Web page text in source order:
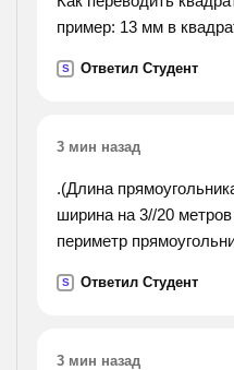
пример: 13 мм в
S Ответил Студент
3 мин назад
.(Длина
ширина на 3//20
периметр
S Ответил Студент
3 мин назад